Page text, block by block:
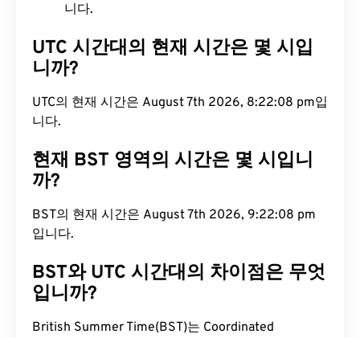
니다.
UTC 시간대의 현재 시간은 몇 시입
니까?
UTC의 현재 시간은 August 7th 2026, 8:22:09 pm입
니다.
현재 BST 영역의 시간은 몇 시입니
까?
BST의 현재 시간은 August 7th 2026, 9:22:09 pm
입니다.
BST와 UTC 시간대의 차이점은 무엇
입니까?
British Summer Time(BST)는 Coordinated